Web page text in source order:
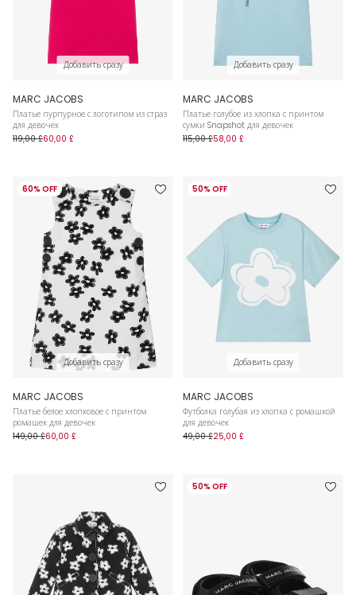
Добавить сразу
MARC JACOBS
Платье пурпурное с логотипом из страз
для девочек
119,00 £60,00 £
Добавить сразу
MARC JACOBS
Платье голубое из хлопка с принтом
сумки Snapshot для девочек
115,00 £58,00 £
60% OFF
Добавить сразу
MARC JACOBS
Платье белое хлопковое с принтом
ромашек для девочек
149,00 £60,00 £
50% OFF
Добавить сразу
MARC JACOBS
Футболка голубая из хлопка с ромашкой
для девочек
49,00 £25,00 £
50% OFF